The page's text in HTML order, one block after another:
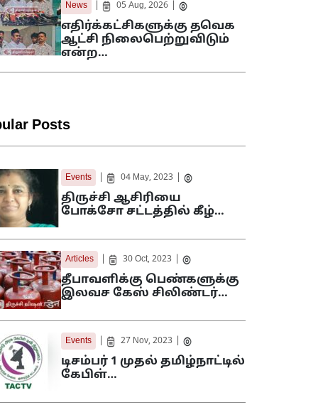
News 05 Aug, 2026
எதிர்க்கட்சிகளுக்கு தவெக
ஆட்சி நிலைபெற்றுவிடும்
என்ற…
Posts
Events 04 May, 2023
திருச்சி ஆசிரியை
போக்சோ சட்டத்தில் கீழ்…
Articles 30 Oct, 2023
தீபாவளிக்கு பெண்களுக்கு
இலவச கேஸ் சிலிண்டர்…
Events 27 Nov, 2023
டிசம்பர் 1 முதல் தமிழ்நாட்டில்
கேபிள்…